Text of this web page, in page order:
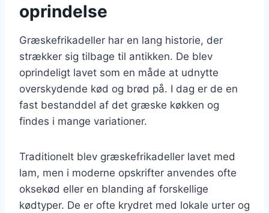
oprindelse
Græskefrikadeller har en lang historie, der
strækker sig tilbage til antikken. De blev
oprindeligt lavet som en måde at udnytte
overskydende kød og brød på. I dag er de en
fast bestanddel af det græske køkken og
findes i mange variationer.
Traditionelt blev græskefrikadeller lavet med
lam, men i moderne opskrifter anvendes ofte
oksekød eller en blanding af forskellige
kødtyper. De er ofte krydret med lokale urter og